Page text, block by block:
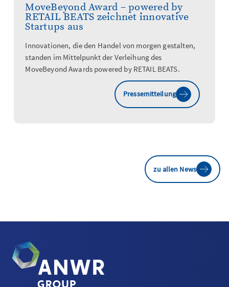
MoveBeyond Award – powered by
RETAIL BEATS zeichnet innovative
Startups aus
Innovationen, die den Handel von morgen gestalten,
standen im Mittelpunkt der Verleihung des
MoveBeyond Awards powered by RETAIL BEATS.
Pressemitteilung
zu allen News